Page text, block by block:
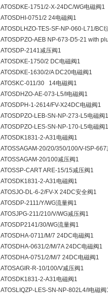
ATOSDKE-1751/2-X-24DC/WG电磁阀1
ATOSDHI-0751/2 24电磁阀1
ATOSDLHZO-TES-SF-NP-060-L71/BCI
ATOSDPZO-AEB NP-673-D5-21 with
ATOSDP-2141减压阀1
ATOSDKE-1750/2 DC电磁阀1
ATOSDKE-1630/2/A DC20电磁阀1
ATOSKC-011/30 14电磁阀1
ATOSDHZO-AE-073-L5/I电磁阀1
ATOSDPH-1-2614/FV-X24DC电磁阀1
ATOSDPZO-LEB-SN-NP-273-L5电磁阀1
ATOSDPZO-LES-SN-NP-170-L5电磁阀1
ATOSDK1831-2-A31电磁阀1
ATOSSAGAM-20/20/350/100/V-ISP-
ATOSSAGAM-20/100减压阀1
ATOSSP-CART ARE-15/15减压阀1
ATOSDK1831-2-A31电磁阀1
ATOSJO-DL-6-2/FV-X 24DC安全阀1
ATOSDP-2111/Y/WG流量阀1
ATOSJPG-211/210/V/WG减压阀1
ATOSDP2141/30/WG流量阀1
ATOSDHA-0711/M/7 24DC电磁阀1
ATOSDHA-0631/2/M/7A 24DC电磁阀1
ATOSDHA-0751/2/M/7 24DC电磁阀1
ATOSAGIR-R-10/100/V减压阀1
ATOSDK1831-2-A31电磁阀1
ATOSLIQZP-LES-SN-NP-802L4/I电磁阀